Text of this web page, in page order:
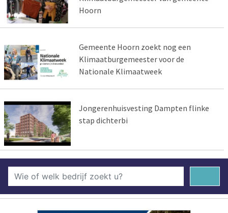
Hoorn
Gemeente Hoorn zoekt nog een
Klimaatburgemeester voor de
Nationale Klimaatweek
Jongerenhuisvesting Dampten flinke
stap dichterbi